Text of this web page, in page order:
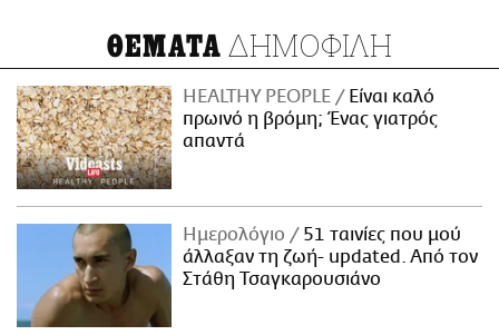
ΘΕΜΑΤΑ ΔΗΜΟΦΙΛΗ
HEALTHY PEOPLE
Είναι καλό
πρωινό η βρόμη; Ένας γιατρός
απαντά
Ημερολόγιο
51 ταινίες που μού
άλλαξαν τη ζωή- updated. Aπό τον
Στάθη Τσαγκαρουσιάνο